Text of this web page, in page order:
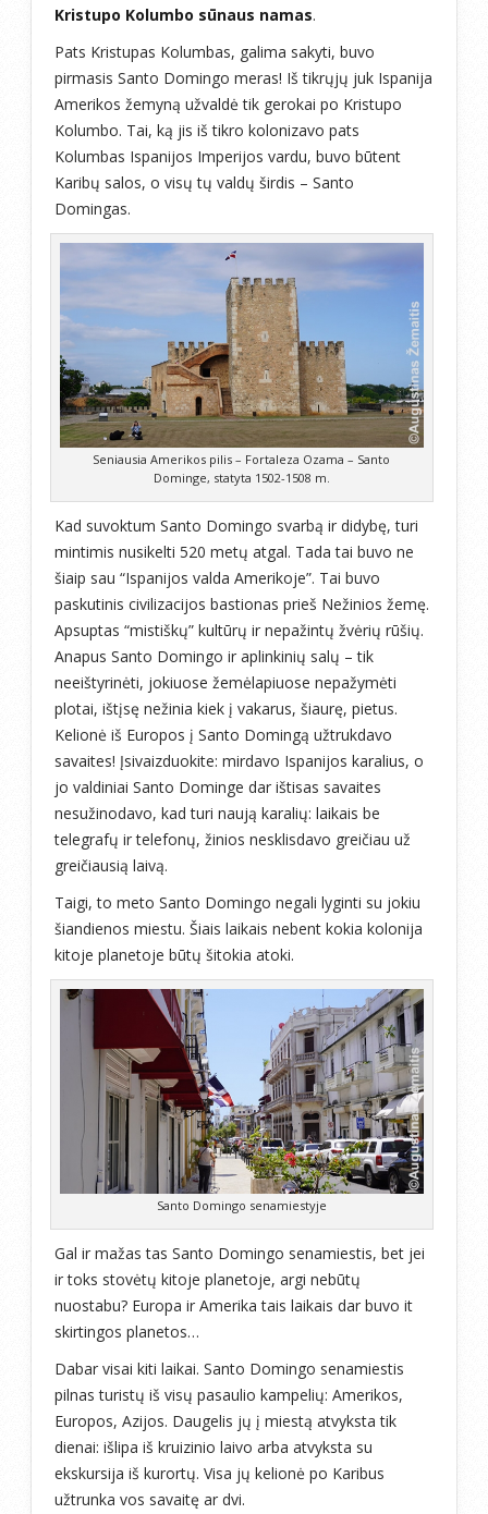
Kristupo Kolumbo sūnaus namas.
Pats Kristupas Kolumbas, galima sakyti, buvo
pirmasis Santo Domingo meras! Iš tikrųjų juk Ispanija
Amerikos žemyną užvaldė tik gerokai po Kristupo
Kolumbo. Tai, ką jis iš tikro kolonizavo pats
Kolumbas Ispanijos Imperijos vardu, buvo būtent
Karibų salos, o visų tų valdų širdis – Santo
Domingas.
Seniausia Amerikos pilis – Fortaleza Ozama – Santo
Dominge, statyta 1502-1508 m.
Kad suvoktum Santo Domingo svarbą ir didybę, turi
mintimis nusikelti 520 metų atgal. Tada tai buvo ne
šiaip sau “Ispanijos valda Amerikoje”. Tai buvo
paskutinis civilizacijos bastionas prieš Nežinios žemę.
Apsuptas “mistiškų” kultūrų ir nepažintų žvėrių rūšių.
Anapus Santo Domingo ir aplinkinių salų – tik
neeištyrinėti, jokiuose žemėlapiuose nepažymėti
plotai, ištįsę nežinia kiek į vakarus, šiaurę, pietus.
Kelionė iš Europos į Santo Domingą užtrukdavo
savaites! Įsivaizduokite: mirdavo Ispanijos karalius, o
jo valdiniai Santo Dominge dar ištisas savaites
nesužinodavo, kad turi naują karalių: laikais be
telegrafų ir telefonų, žinios nesklisdavo greičiau už
greičiausią laivą.
Taigi, to meto Santo Domingo negali lyginti su jokiu
šiandienos miestu. Šiais laikais nebent kokia kolonija
kitoje planetoje būtų šitokia atoki.
Santo Domingo senamiestyje
Gal ir mažas tas Santo Domingo senamiestis, bet jei
ir toks stovėtų kitoje planetoje, argi nebūtų
nuostabu? Europa ir Amerika tais laikais dar buvo it
skirtingos planetos…
Dabar visai kiti laikai. Santo Domingo senamiestis
pilnas turistų iš visų pasaulio kampelių: Amerikos,
Europos, Azijos. Daugelis jų į miestą atvyksta tik
dienai: išlipa iš kruizinio laivo arba atvyksta su
ekskursija iš kurortų. Visa jų kelionė po Karibus
užtrunka vos savaitę ar dvi.